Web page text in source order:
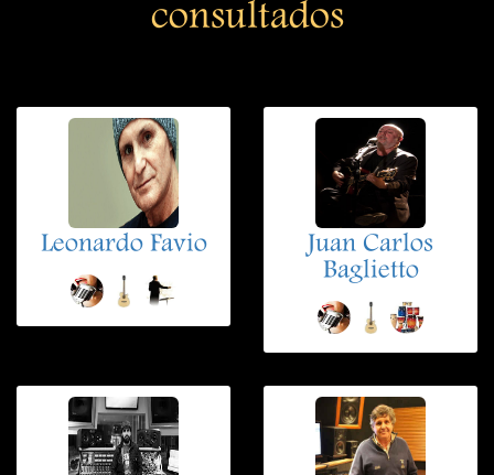
consultados
Leonardo Favio
Juan Carlos
Baglietto